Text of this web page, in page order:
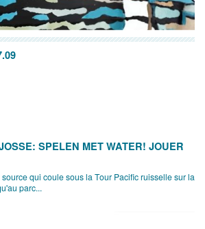
SPELEN MET WATER! JOUER
qui coule sous la Tour Pacific ruisselle sur la
parc...